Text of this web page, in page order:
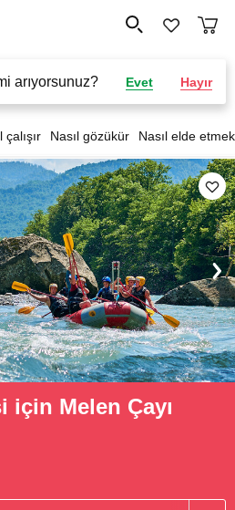
arıyorsunuz? Evet Hayır
çalışır Nasıl gözükür Nasıl elde etmek
için Melen Çayı